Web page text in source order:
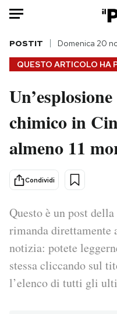
HOME
Italia
Politica
Tecnologia
Scienza
Economia
Sport
PODCAST
QUESTO ARTICOLO HA
POSTIT Domenica 20
chimico in
almeno 11
Condividi
Questo è un post
rimanda
notizia: potete
stessa cliccando sul
l’elenco di tutti gli